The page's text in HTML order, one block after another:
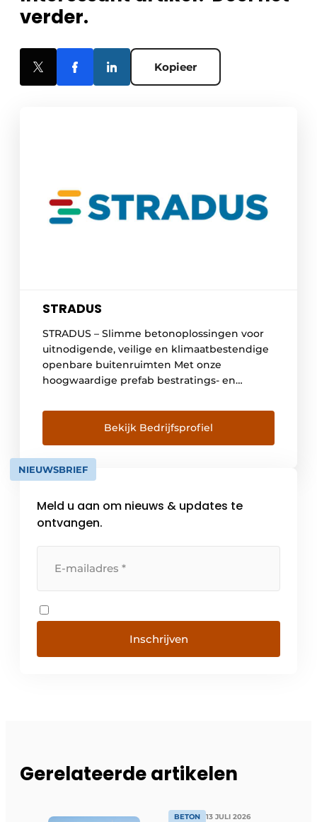
verder.
Kopieer
STRADUS
STRADUS – Slimme betonoplossingen voor
uitnodigende, veilige en klimaatbestendige
openbare buitenruimten Met onze
hoogwaardige prefab bestratings- en
Stradus de buitenruimte mooier, veiliger én
duurzamer. Van stadscentra, wegen en
woonwijken tot utilitaire, recreatieve of
kantooromgevingen: we creëren
doordachte oplossingen op maat van elke
[…]
Bekijk Bedrijfsprofiel
NIEUWSBRIEF
Meld u aan om nieuws & updates te
ontvangen.
Inschrijven
Gerelateerde artikelen
BETON 13 JULI 2026